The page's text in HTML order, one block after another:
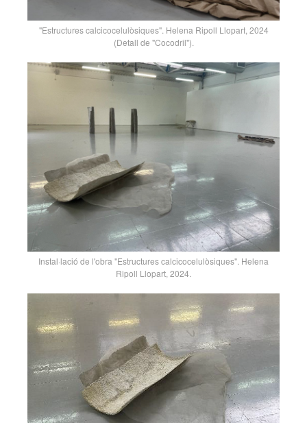
"Estructures calcicocelulòsiques". Helena Ripoll Llopart, 2024
(Detall de "Cocodril").
Instal·lació de l'obra "Estructures calcicocelulòsiques". Helena
Ripoll Llopart, 2024.